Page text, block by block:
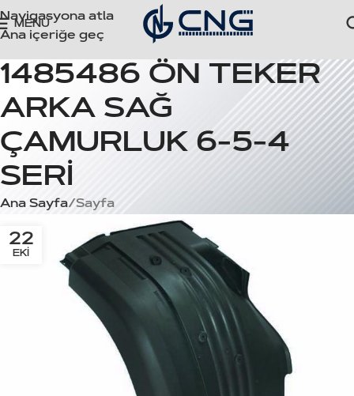
Navigasyona atla
Ana içeriğe geç
MENÜ
1485486 ÖN TEKER
ARKA SAĞ
ÇAMURLUK 6-5-4
SERİ
Ana Sayfa Sayfa
22
EKI